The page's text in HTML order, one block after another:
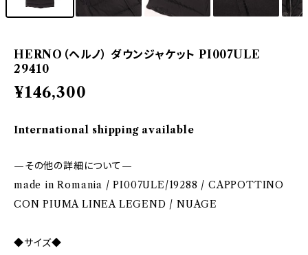
HERNO（ヘルノ） ダウンジャケット PI007ULE
29410
¥146,300
International shipping available
—その他の詳細について—
made in Romania / PI007ULE/19288 / CAPPOTTINO
CON PIUMA LINEA LEGEND / NUAGE
◆サイズ◆